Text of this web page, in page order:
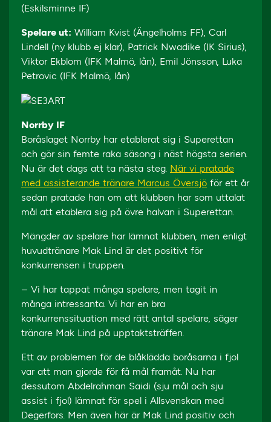
(Eskilsminne IF)
Spelare ut: William Kvist (Ängelholms FF), Carl
Lindell (ny klubb ej klar), Patrick Nwadike (IK Sirius),
Viktor Ekblom (IFK Malmö, lån), Emil Jönsson, Luka
Petrovic (IFK Malmö, lån)
Norrby IF
Boråslaget Norrby har etablerat sig i Superettan
och gör sin femte raka säsong i näst högsta serien.
Nu är det dags att ta nästa steg. När vi pratade
med assisterande tränare Marcus Översjö för ett år
sedan pratade han om att klubben har som uttalat
mål att etablera sig på övre halvan i Superettan.
Mängder av spelare har lämnat klubben, men enligt
huvudtränare Mak Lind är det positivt för
konkurrensen i truppen.
– Vi har tappat många spelare, men tagit in
många intressanta. Vi har en bra
konkurrenssituation med rätt antal spelare, säger
tränare Mak Lind på upptaktsträffen.
Ett av problemen för de blåklädda boråsarna i fjol
var att man gjorde för få mål framåt. Nu har
dessutom Abdelrahman Saidi (sju mål och sju
assist i fjol) lämnat för spel i Allsvenskan med
Degerfors. Men även här är Mak Lind positiv och